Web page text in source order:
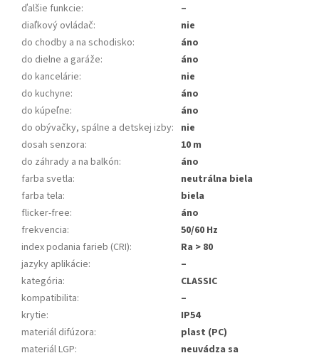
ďalšie funkcie:
–
diaľkový ovládač:
nie
do chodby a na schodisko:
áno
do dielne a garáže:
áno
do kancelárie:
nie
do kuchyne:
áno
do kúpeľne:
áno
do obývačky, spálne a detskej izby: nie
dosah senzora:
10 m
do záhrady a na balkón:
áno
farba svetla:
neutrálna biela
farba tela:
biela
flicker-free:
áno
frekvencia:
50/60 Hz
index podania farieb (CRI):
Ra > 80
jazyky aplikácie:
–
kategória:
CLASSIC
kompatibilita:
–
krytie:
IP54
materiál difúzora:
plast (PC)
materiál LGP: neuvádza sa